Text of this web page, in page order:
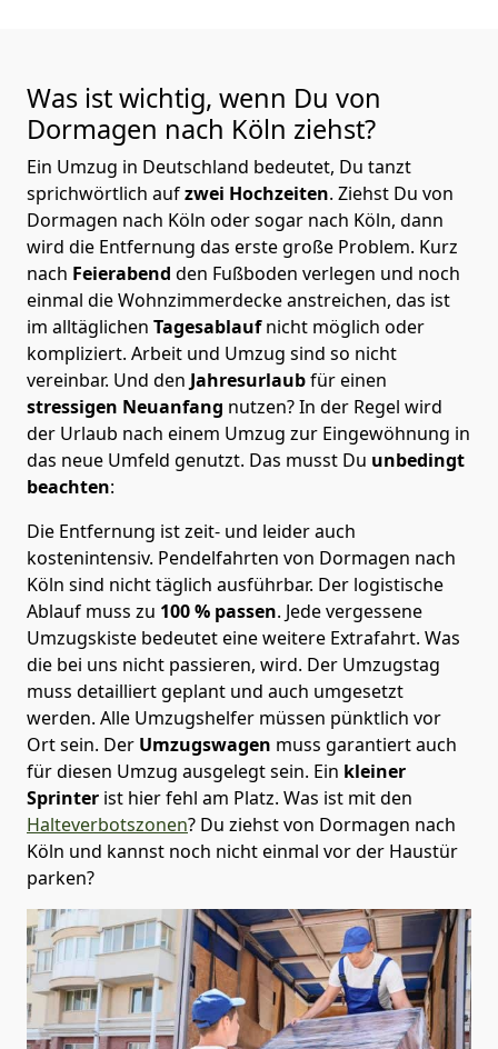
Was ist wichtig, wenn Du von
Dormagen nach Köln ziehst?
Ein Umzug in Deutschland bedeutet, Du tanzt
sprichwörtlich aufzwei Hochzeiten. Ziehst Du von
Dormagen nach Köln oder sogar nach Köln, dann
wird die Entfernung das erste große Problem. Kurz
nach Feierabend den Fußboden verlegen und noch
einmal die Wohnzimmerdecke anstreichen, das ist
im alltäglichen Tagesablaufnicht möglich oder
kompliziert. Arbeit und Umzug sind so nicht
vereinbar. Und den Jahresurlaubfür einen
stressigen Neuanfang nutzen? In der Regel wird
der Urlaub nach einem Umzug zur Eingewöhnung in
das neue Umfeld genutzt. Das musst Du unbedingt
beachten:
Die Entfernung ist zeit- und leider auch
kostenintensiv. Pendelfahrten von Dormagen nach
Köln sind nicht täglich ausführbar. Der logistische
Ablauf muss zu 100 % passen. Jede vergessene
Umzugskiste bedeutet eine weitere Extrafahrt. Was
die bei uns nicht passieren, wird. Der Umzugstag
muss detailliert geplant und auch umgesetzt
werden. Alle Umzugshelfer müssen pünktlich vor
Ort sein. Der Umzugswagen muss garantiert auch
für diesen Umzug ausgelegt sein. Ein kleiner
Sprinter ist hier fehl am Platz. Was ist mit den
Halteverbotszonen? Du ziehst von Dormagen nach
Köln und kannst noch nicht einmal vor der Haustür
parken?